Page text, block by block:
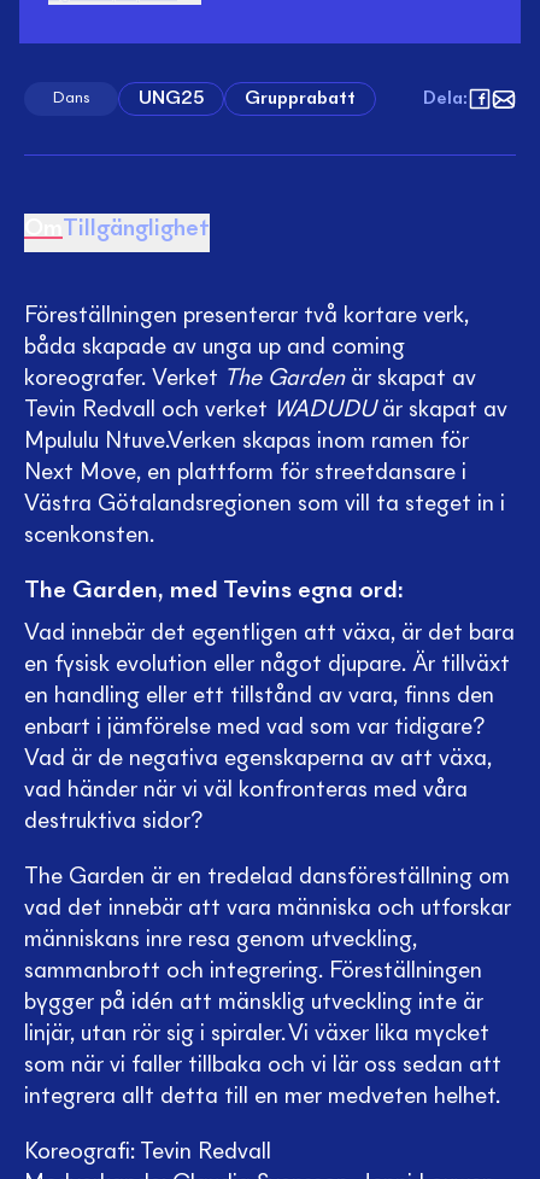
Dans UNG25 Grupprabatt Dela:
Tillgänglighet
Föreställningen presenterar två kortare verk,
båda skapade av unga up and coming
koreografer. Verket The Gardenär skapat av
Tevin Redvall och verket WADUDUär skapat av
Mpululu Ntuve.Verken skapas inom ramen för
Next Move, en plattform för streetdansare i
Västra Götalandsregionen som vill ta steget in i
scenkonsten.
The Garden, med Tevins egna ord:
Vad innebär det egentligen att växa, är det bara
en fysisk evolution eller något djupare. Är tillväxt
en handling eller ett tillstånd av vara, finns den
enbart i jämförelse med vad som var tidigare?
Vad är de negativa egenskaperna av att växa,
vad händer när vi väl konfronteras med våra
destruktiva sidor?
The Garden är en tredelad dansföreställning om
vad det innebär att vara människa och utforskar
människans inre resa genom utveckling,
sammanbrott och integrering. Föreställningen
bygger på idén att mänsklig utveckling inte är
linjär, utan rör sig i spiraler. Vi växer lika mycket
som när vi faller tillbaka och vi lär oss sedan att
integrera allt detta till en mer medveten helhet.
Koreografi: Tevin Redvall